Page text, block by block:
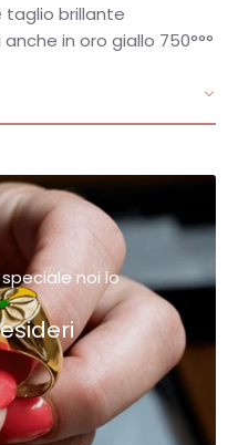
taglio brillante
in oro giallo 750°°°
noi lo